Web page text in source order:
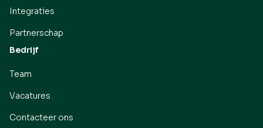
Integraties
Partnerschap
Bedrijf
Team
Vacatures
Contacteer ons